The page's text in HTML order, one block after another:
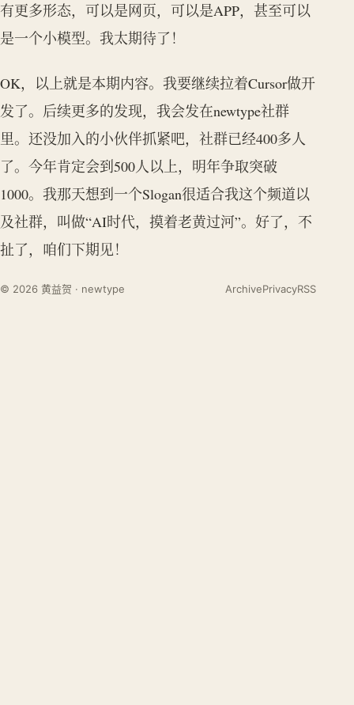
有更多形态，可以是网页，可以是APP，甚至可以
是一个小模型。我太期待了！
OK，以上就是本期内容。我要继续拉着Cursor做开
发了。后续更多的发现，我会发在newtype社群
里。还没加入的小伙伴抓紧吧，社群已经400多人
了。今年肯定会到500人以上，明年争取突破
1000。我那天想到一个Slogan很适合我这个频道以
及社群，叫做“AI时代，摸着老黄过河”。好了，不
扯了，咱们下期见！
© 2026 黄益贺 · newtype ArchivePrivacyRSS